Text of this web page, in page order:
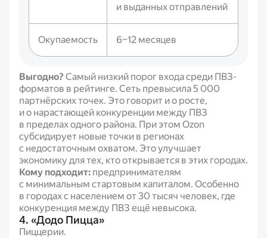
и выданных отправлений
Окупаемость 6–12 месяцев
Выгодно? Самый низкий порог входа среди ПВЗ-
форматов в рейтинге. Сеть превысила 5 000
партнёрских точек. Это говорит и о росте,
и о нарастающей конкуренции между ПВЗ
в пределах одного района. При этом Ozon
субсидирует новые точки в регионах
с недостаточным охватом. Это улучшает
экономику для тех, кто открывается в этих городах.
Кому подходит: предпринимателям
с минимальным стартовым капиталом. Особенно
в городах с населением от 30 тысяч человек, где
конкуренция между ПВЗ ещё невысока.
4. «Додо Пицца»
Пиццерии.